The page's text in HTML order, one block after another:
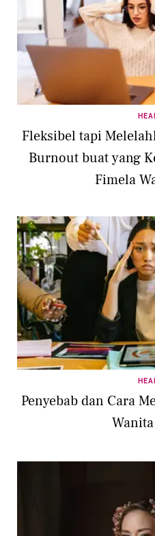
Fleksibel tapi
Burnout buat yang
Fimela
Penyebab dan Cara